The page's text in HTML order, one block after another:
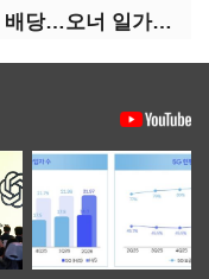
[IB토마토]예림당, 매출보다 큰 배당…오너 일가에 절반 간다